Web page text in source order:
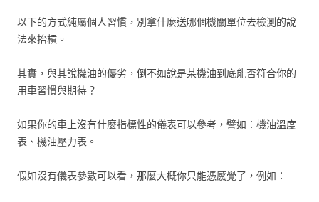
以下的方式純屬個人習慣，別拿什麼送哪個機關單位去檢測的說
法來抬槓。
其實，與其說機油的優劣，倒不如說是某機油到底能否符合你的
用車習慣與期待？
如果你的車上沒有什麼指標性的儀表可以參考，譬如：機油溫度
表、機油壓力表。
假如沒有儀表參數可以看，那麼大概你只能憑感覺了，例如：